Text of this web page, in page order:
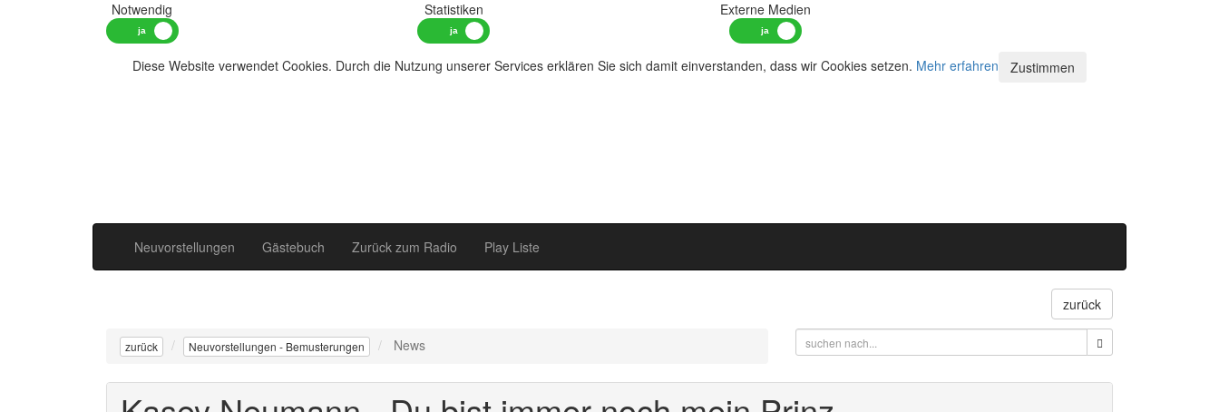
Notwendig Statistiken Externe Medien
Diese Website verwendet Cookies. Durch die Nutzung unserer Services erklären Sie sich damit einverstanden, dass wir Cookies setzen. Mehr erfahren Zustimmen
Neuvorstellungen Gästebuch Zurück zum Radio Play Liste
zurück
zurück Neuvorstellungen - Bemusterungen News